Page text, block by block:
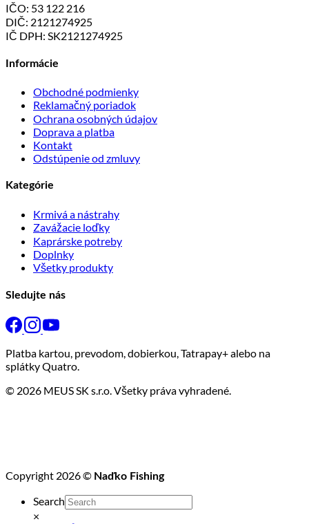
IČO: 53 122 216
DIČ: 2121274925
IČ DPH: SK2121274925
Informácie
Obchodné podmienky
Reklamačný poriadok
Ochrana osobných údajov
Doprava a platba
Kontakt
Odstúpenie od zmluvy
Kategórie
Krmivá a nástrahy
Zavážacie loďky
Kaprárske potreby
Doplnky
Všetky produkty
Sledujte nás
Platba kartou, prevodom, dobierkou, Tatrapay+ alebo na
splátky Quatro.
© 2026 MEUS SK s.r.o. Všetky práva vyhradené.
Copyright 2026 © Naďko Fishing
Search
×